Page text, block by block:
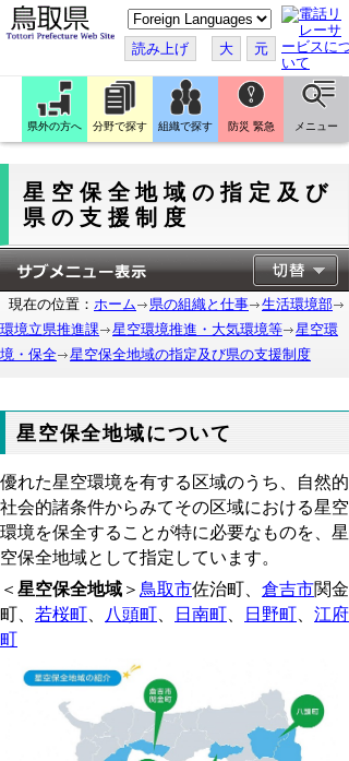
こ
の
ペ
ー
ジ
翻
訳
す
読み上げ 大 元
県外の方へ 分野で探す 組織で探す 防災 緊急 メニュー
星空保全地域の指定及び
県の支援制度
現在の位置： ホーム 県の組織と仕事
生活環境部
環境立県推進課
星空環境推進・大気環境等
星空環
境・保全
星空保全地域の指定及び県の支援制度
星空保全地域について
優れた星空環境を有する区域のうち、自然的
社会的諸条件からみてその区域における星空
環境を保全することが特に必要なものを、星
空保全地域として指定しています。
＜ 星空保全地域 ＞ 鳥取市佐治町、 倉吉市関金
町、 若桜町 八頭町 日南町 日野町
江府
町